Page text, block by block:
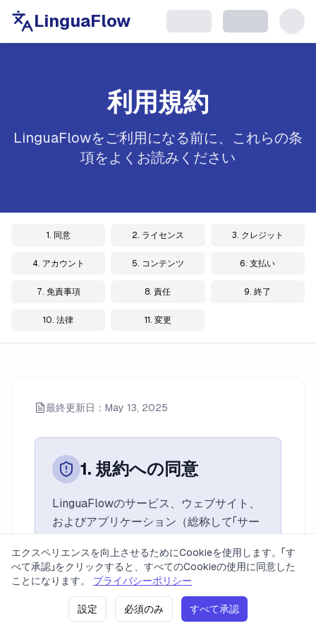
LinguaFlow
利用規約
LinguaFlowをご利用になる前に、これらの条
項をよくお読みください
1. 同意 2. ライセンス 3. クレジット
4. アカウント 5. コンテンツ 6. 支払い
7. 免責事項 8. 責任 9. 終了
10. 法律 11. 変更
最終更新日：May 13, 2025
1. 規約への同意
LinguaFlowのサービス、ウェブサイト、
およびアプリケーション（総称して「サー
より、お客様は本利用規約および適用さ
れるすべての法律および規制に拘束され
ることに同意するものとします。これら
の条項のいずれかに同意しない場合は、
価格 プライバシーポリシー 利用規約
2023 LinguaFlow. 全著作権所有。バージョン: v0.1.17 21. 06. 2026 21:58
エクスペリエンスを向上させるためにCookieを使用します。「す
べて承認」をクリックすると、すべてのCookieの使用に同意した
ことになります。
プライバシーポリシー
設定 必須のみ すべて承認